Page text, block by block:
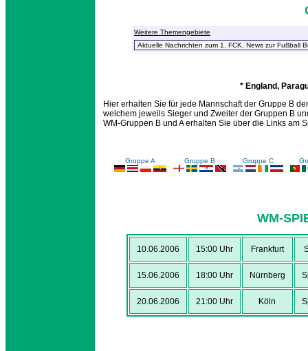
Weitere Themengebiete
* England,
Hier erhalten Sie für jede Mannschaft der Gruppe B
welchem jeweils Sieger und Zweiter der Gruppen B
WM-Gruppen B und A erhalten Sie über die Links am
Gruppe A Gruppe B Gruppe C
WM-
10.06.2006 15:00 Uhr Frankfurt
15.06.2006 18:00 Uhr Nürnberg
20.06.2006 21:00 Uhr Köln